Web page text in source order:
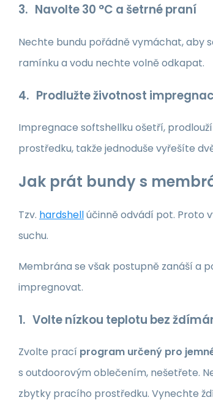
3. Navolte 30 °C a šetrné praní
Nechte bundu pořádně vymáchat, aby
ramínku a vodu nechte volně odkapat.
4. Prodlužte životnost
Impregnace softshellku ošetří,
prostředku, takže jednoduše vyřešíte
Jak prát bundy s
Tzv. hardshellúčinně odvádí pot. Proto
suchu.
Membrána se však postupně zanáší a
impregnovat.
1. Volte nízkou teplotu bez
Zvolte prací program určený pro
s outdoorovým oblečením, nešetřete.
zbytky pracího prostředku. Vynechte